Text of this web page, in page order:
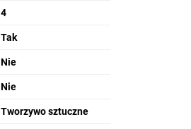
4
Tak
Nie
Nie
Tworzywo sztuczne